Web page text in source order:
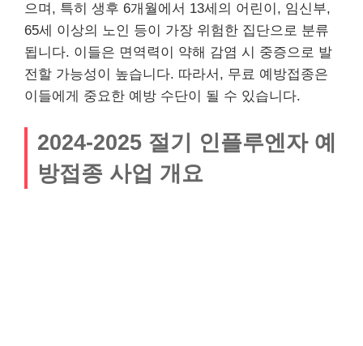
으며, 특히 생후 6개월에서 13세의 어린이, 임신부,
65세 이상의 노인 등이 가장 위험한 집단으로 분류
됩니다. 이들은 면역력이 약해 감염 시 중증으로 발
전할 가능성이 높습니다. 따라서, 무료 예방접종은
이들에게 중요한 예방 수단이 될 수 있습니다.
2024-2025 절기 인플루엔자 예
방접종 사업 개요